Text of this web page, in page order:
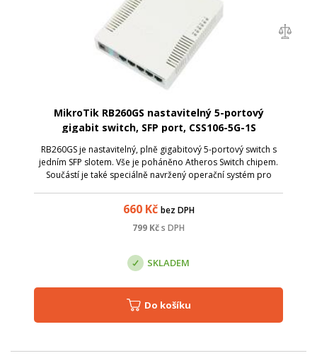
MikroTik RB260GS nastavitelný 5-portový
gigabit switch, SFP port, CSS106-5G-1S
RB260GS je nastavitelný, plně gigabitový 5-portový switch s
jedním SFP slotem. Vše je poháněno Atheros Switch chipem.
Součástí je také speciálně navržený operační systém pro
660Kč bez DPH
799 Kčs DPH
SKLADEM
Do košíku